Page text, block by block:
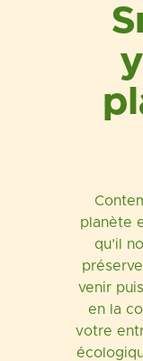
planète
qu’il
venir
en la
votre